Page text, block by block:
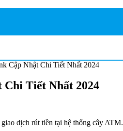
Cập Nhật Chi Tiết Nhất 2024
Tiết Nhất 2024
dịch rút tiền tại hệ thống cây ATM.